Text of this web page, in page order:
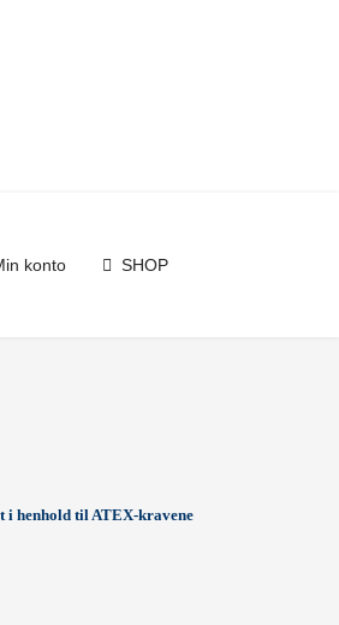
konto SHOP
i henhold til ATEX-kravene